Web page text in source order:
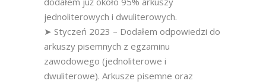
jednoliterowych i dwuliterowych.
➤ Styczeń 2023 – Dodałem odpowiedzi do
arkuszy pisemnych z egzaminu
zawodowego (jednoliterowe i
dwuliterowe). Arkusze pisemne oraz